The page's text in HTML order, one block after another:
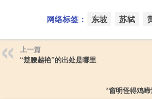
网络标签： 东坡 苏轼
上一篇
“楚腰越艳”的出处是哪里
“窗明怪得鸡